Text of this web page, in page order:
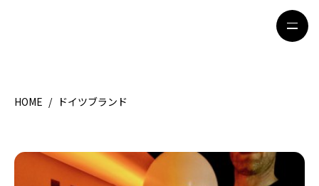
HOME
観光ガイド
留学＆キャリア
HOME / ドイツブランド